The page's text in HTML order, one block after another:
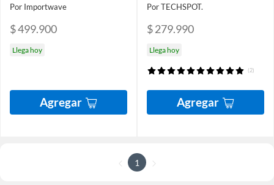
Por Importwave
$ 499.900
Llega hoy
Agregar
Por TECHSPOT.
$ 279.990
Llega hoy
(2)
Agregar
1